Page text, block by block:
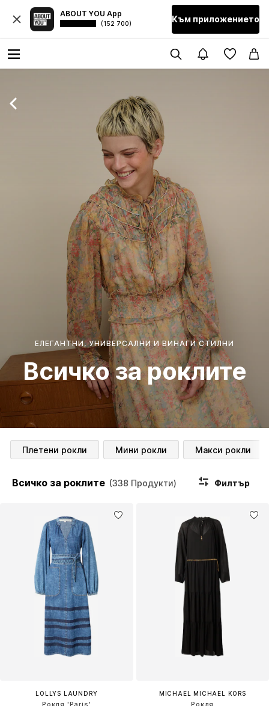
ABOUT YOU App
(152 700) Към приложението
ЕЛЕГАНТНИ, УНИВЕРСАЛНИ И ВИНАГИ СТИЛНИ
Всичко за роклите
Плетени рокли Мини рокли Макси рокли
Всичко за роклите (338 Продукти) Филтър
LOLLYS LAUNDRY
Рокля 'Paris'
MICHAEL MICHAEL KORS
Рокля